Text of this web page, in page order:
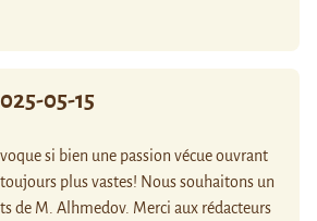
05-15
si bien une passion vécue ouvrant
plus vastes! Nous souhaitons un
de M. Alhmedov. Merci aux rédacteurs